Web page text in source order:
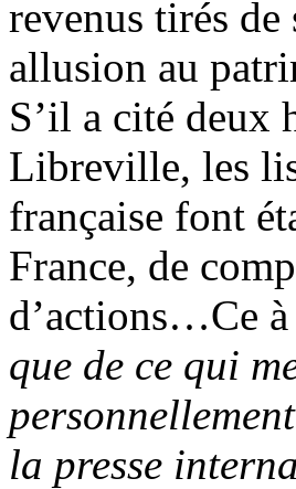
revenus tirés
allusion au
S’il a cité deux
Libreville, les
française font
France, de
d’actions…Ce
que de ce qui
la presse